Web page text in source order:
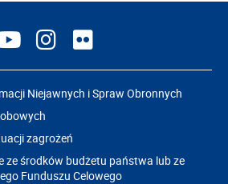
Niejawnych i Spraw Obronnych
zagrożeń
ze środków budżetu państwa lub ze
Funduszu Celowego